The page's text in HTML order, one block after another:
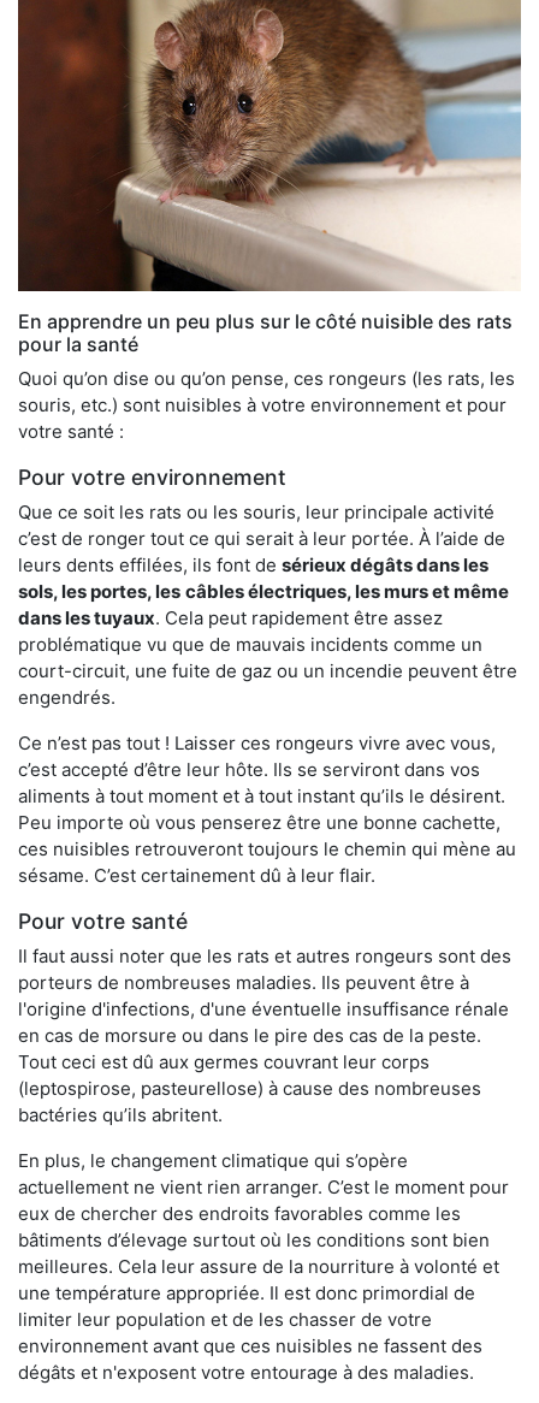
En apprendre un peu plus sur le côté nuisible des rats
pour la santé
Quoi qu’on dise ou qu’on pense, ces rongeurs (les rats, les
souris, etc.) sont nuisibles à votre environnement et pour
votre santé :
Pour votre environnement
Que ce soit les rats ou les souris, leur principale activité
c’est de ronger tout ce qui serait à leur portée. À l’aide de
leurs dents effilées, ils font de sérieux dégâts dans les
sols, les portes, les câbles électriques, les murs et même
dans les tuyaux. Cela peut rapidement être assez
problématique vu que de mauvais incidents comme un
court-circuit, une fuite de gaz ou un incendie peuvent être
engendrés.
Ce n’est pas tout ! Laisser ces rongeurs vivre avec vous,
c’est accepté d’être leur hôte. Ils se serviront dans vos
aliments à tout moment et à tout instant qu’ils le désirent.
Peu importe où vous penserez être une bonne cachette,
ces nuisibles retrouveront toujours le chemin qui mène au
sésame. C’est certainement dû à leur flair.
Pour votre santé
Il faut aussi noter que les rats et autres rongeurs sont des
porteurs de nombreuses maladies. Ils peuvent être à
l'origine d'infections, d'une éventuelle insuffisance rénale
en cas de morsure ou dans le pire des cas de la peste.
Tout ceci est dû aux germes couvrant leur corps
(leptospirose, pasteurellose) à cause des nombreuses
bactéries qu’ils abritent.
En plus, le changement climatique qui s’opère
actuellement ne vient rien arranger. C’est le moment pour
eux de chercher des endroits favorables comme les
bâtiments d’élevage surtout où les conditions sont bien
meilleures. Cela leur assure de la nourriture à volonté et
une température appropriée. Il est donc primordial de
limiter leur population et de les chasser de votre
environnement avant que ces nuisibles ne fassent des
dégâts et n'exposent votre entourage à des maladies.